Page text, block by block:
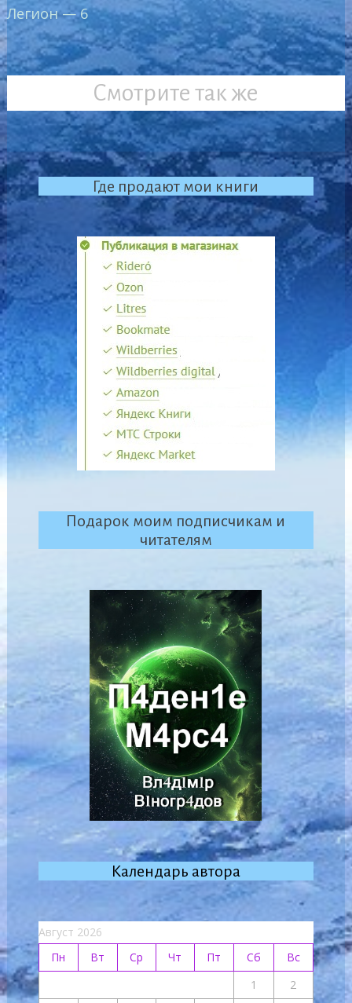
Легион — 6
Смотрите так же
Где продают мои книги
Подарок моим подписчикам и
читателям
Календарь автора
Август 2026
Пн
Вт Ср Чт Пт Сб
Вс
1
2